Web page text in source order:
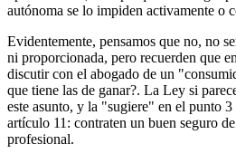
autónoma se lo impiden activamente o
Evidentemente, pensamos que no, no
ni proporcionada, pero recuerden que
discutir con el abogado de un
que tiene las de ganar?. La Ley si
este asunto, y la "sugiere" en el punto 3
artículo 11: contraten un buen seguro
profesional.